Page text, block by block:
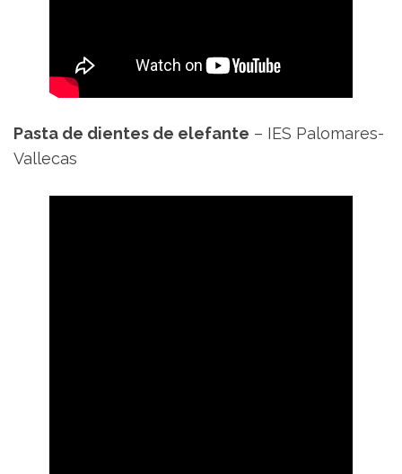
Pasta de dientes de elefante – IES Palomares-
Vallecas